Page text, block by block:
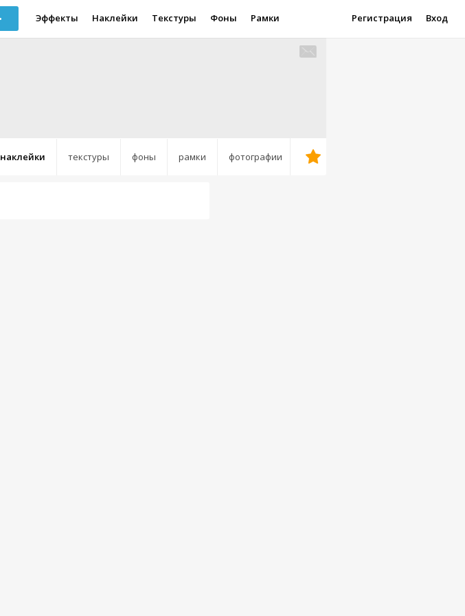
Эффекты Наклейки Текстуры Фоны Рамки Регистрация Вход
наклейки текстуры фоны рамки фотографии